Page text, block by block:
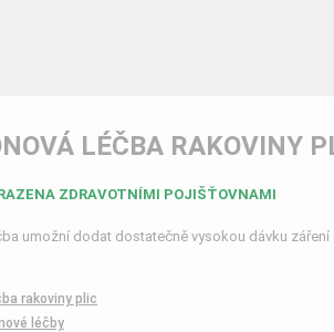
LÉČBA RAKOVINY
ZDRAVOTNÍMI POJIŠŤOVNAMI
umožní dodat dostatečně vysokou dávku záření
rakoviny plic
léčby